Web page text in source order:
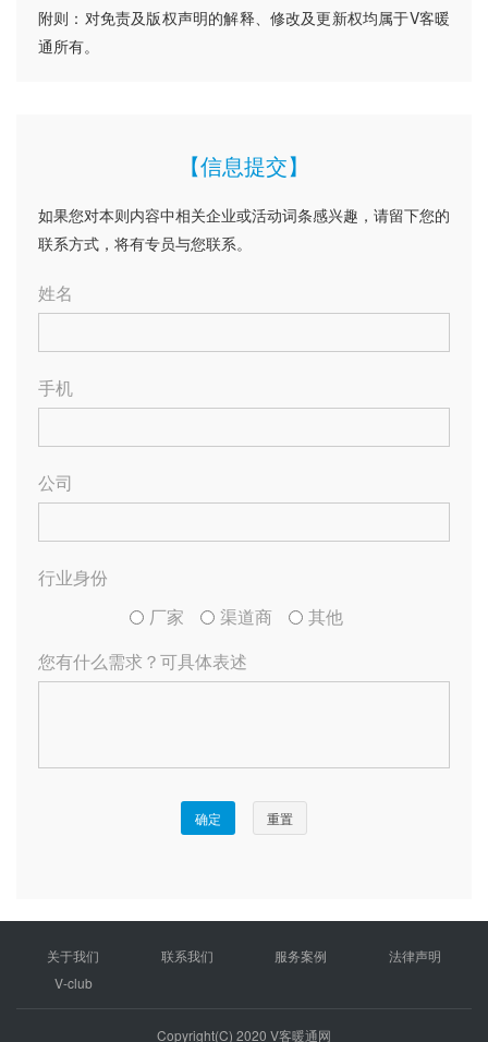
附则：对免责及版权声明的解释、修改及更新权均属于V客暖
通所有。
关于我们 联系我们 服务案例
法律声明
V-club
Copyright(C) 2020 V客暖通网